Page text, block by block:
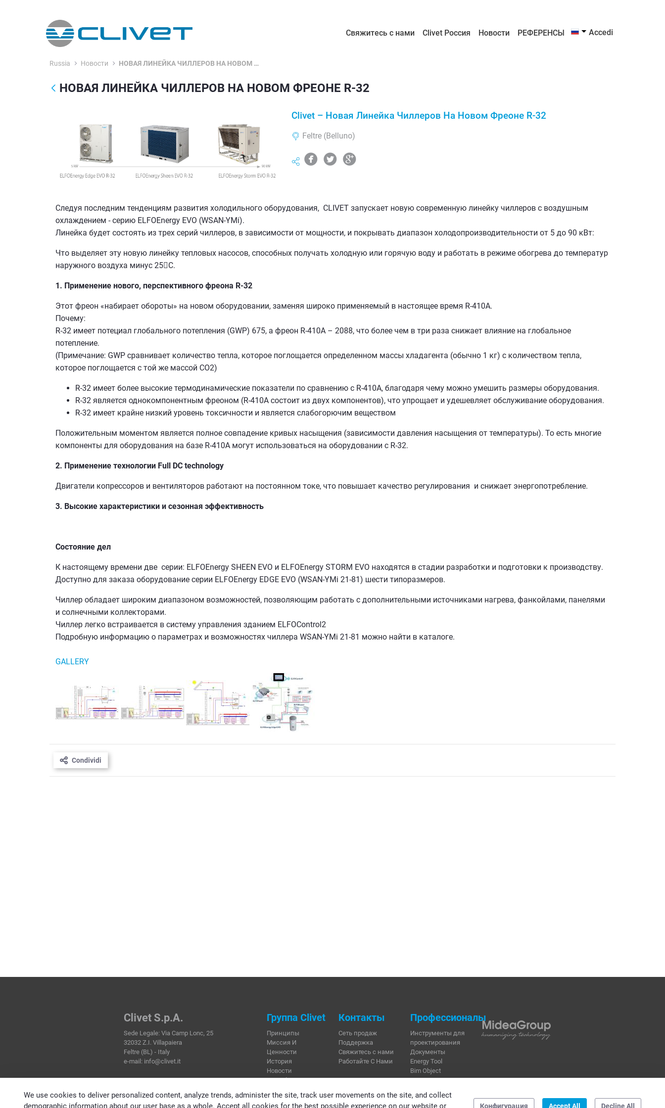
Skip to Main Content
Свяжитесь с нами Clivet Россия Новости РЕФЕРЕНСЫ Accedi
Russia Новости НОВАЯ ЛИНЕЙКА ЧИЛЛЕРОВ НА НОВОМ ФРЕОНЕ R-32
НОВАЯ ЛИНЕЙКА ЧИЛЛЕРОВ НА НОВОМ ФРЕОНЕ R-32
Clivet – Новая Линейка Чиллеров На Новом Фреоне R-32
Feltre (Belluno)
circlefacebook circletwitterbird circlegoogleplus
Следуя последним тенденциям развития холодильного оборудования, CLIVET запускает новую современную линейку чиллеров с воздушным
охлаждением - серию ELFOEnergy EVO (WSAN-YMi).
Линейка будет состоять из трех серий чиллеров, в зависимости от мощности, и покрывать диапазон холодопроизводительности от 5 до 90 кВт:
Что выделяет эту новую линейку тепловых насосов, способных получать холодную или горячую воду и работать в режиме обогрева до температур
наружного воздуха минус 25С.
1. Применение нового, перспективного фреона R-32
Этот фреон «набирает обороты» на новом оборудовании, заменяя широко применяемый в настоящее время R-410A.
Почему:
R-32 имеет потециал глобального потепления (GWP) 675, а фреон R-410A – 2088, что более чем в три раза снижает влияние на глобальное
потепление.
(Примечание: GWP сравнивает количество тепла, которое поглощается определенном массы хладагента (обычно 1 кг) с количеством тепла,
которое поглощается с той же массой СО2)
R-32 имеет более высокие термодинамические показатели по сравнению с R-410A, благодаря чему можно умешить размеры оборудования.
R-32 является однокомпонентным фреоном (R-410A состоит из двух компонентов), что упрощает и удешевляет обслуживание оборудования.
R-32 имеет крайне низкий уровень токсичности и является слабогорючим веществом
Положительным моментом является полное совпадение кривых насыщения (зависимости давления насыщения от температуры). То есть многие
компоненты для оборудования на базе R-410A могут использоваться на оборудовании с R-32.
2. Применение технологии Full DC technology
Двигатели копрессоров и вентиляторов работают на постоянном токе, что повышает качество регулирования и снижает энергопотребление.
3. Высокие характеристики и сезонная эффективность
Состояние дел
К настоящему времени две серии: ELFOEnergy SHEEN EVO и ELFOEnergy STORM EVO находятся в стадии разработки и подготовки к производству.
Доступно для заказа оборудование серии ELFOEnergy EDGE EVO (WSAN-YMi 21-81) шести типоразмеров.
Чиллер обладает широким диапазоном возможностей, позволяющим работать с дополнительными источниками нагрева, фанкойлами, панелями
и солнечными коллекторами.
Чиллер легко встраивается в систему управления зданием ELFOControl2
Подробную информацию о параметрах и возможностях чиллера WSAN-YMi 21-81 можно найти в каталоге.
GALLERY
Condividi
Clivet S.p.A.
Sede Legale: Via Camp Lonc, 25
32032 Z.I. Villapaiera
Feltre (BL) - Italy
e-mail: info@clivet.it
Группа Clivet
Принципы
Миссия И
Ценности
История
Новости
Сертификаты
Контакты
Сеть продаж
Поддержка
Свяжитесь с нами
Работайте С Нами
Профессионалы
Инструменты для
проектирования
Документы
Energy Tool
Bim Object
Регистрация
Законность и
информирование о
Конфиденциальность Этический кодекс
We use cookies to deliver personalized content, analyze trends, administer the site, track user movements on the site, and collect
demographic information about our user base as a whole. Accept all cookies for the best possible experience on our website or
Конфигурация Accept All Decline All